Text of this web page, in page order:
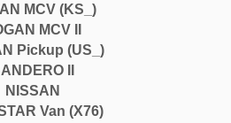
MCV (KS_)
MCV II
Pickup (US_)
II
NISSAN
Van (X76)